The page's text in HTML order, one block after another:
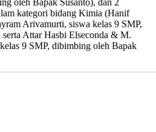
kategori bidang Kimia (Hanif
Arivamurti, siswa kelas 9 SMP,
Attar Hasbi Elseconda & M.
9 SMP, dibimbing oleh Bapak